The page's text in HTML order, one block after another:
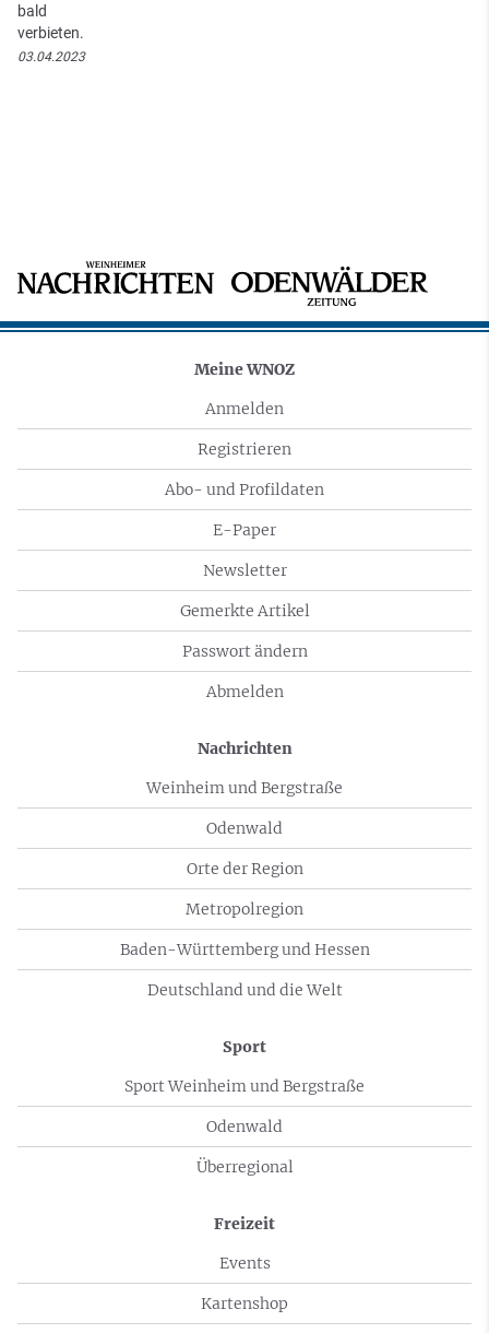
bald
verbieten.
03.04.2023
Meine WNOZ
Anmelden
Registrieren
Abo- und Profildaten
E-Paper
Newsletter
Gemerkte Artikel
Passwort ändern
Abmelden
Nachrichten
Weinheim und Bergstraße
Odenwald
Orte der Region
Metropolregion
Baden-Württemberg und Hessen
Deutschland und die Welt
Sport
Sport Weinheim und Bergstraße
Odenwald
Überregional
Freizeit
Events
Kartenshop